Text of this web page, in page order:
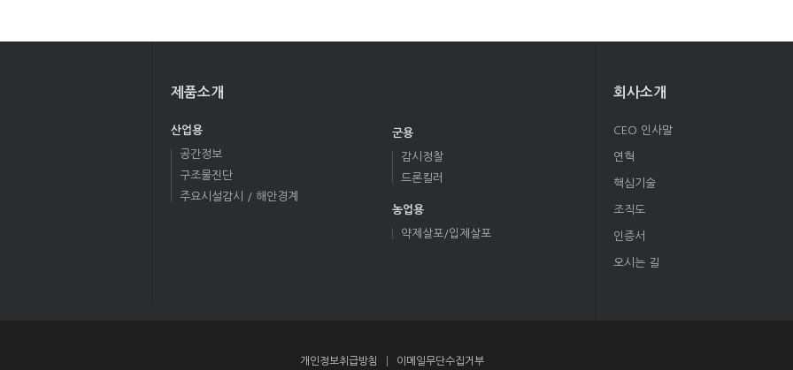
제품소개
산업용
공간정보
구조물진단
주요시설감시 / 해안경계
군용
감시정찰
드론킬러
농업용
약제살포/입제살포
회사소개
CEO 인사말
연혁
핵심기술
조직도
인증서
오시는 길
개인정보취급방침 이메일무단수집거부